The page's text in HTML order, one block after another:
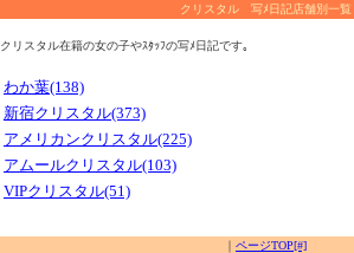
クリスタル 写ﾒ日記店舗別一覧
クリスタル在籍の女の子やｽﾀｯﾌの写ﾒ日記です｡
わか葉(138)
新宿クリスタル(373)
アメリカンクリスタル(225)
アムールクリスタル(103)
VIPクリスタル(51)
｜ ページTOP[#]